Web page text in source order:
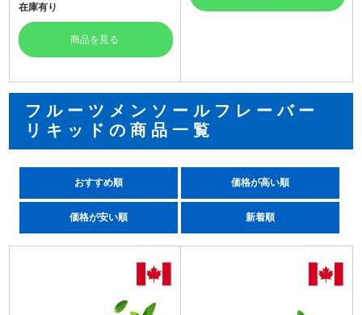
在庫有り
商品を見る
フルーツメンソールフレーバー
リキッドの商品一覧
おすすめ順 価格が高い順
価格が安い順 新着順